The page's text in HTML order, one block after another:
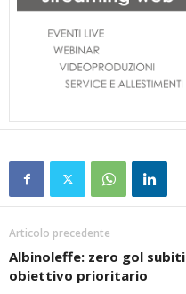
Articolo precedente
Albinoleffe: zero gol subiti
obiettivo prioritario